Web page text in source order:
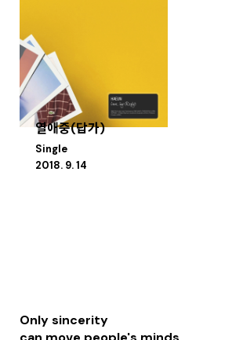
열애중(답가)
Single
2018. 9. 14
Only sincerity